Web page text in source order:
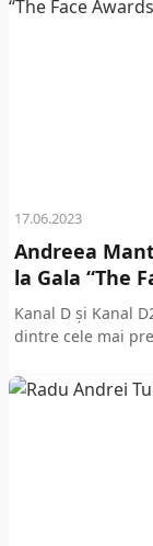
17.06.2023
Andreea
la Gala “The
Kanal D și Kanal
dintre cele mai